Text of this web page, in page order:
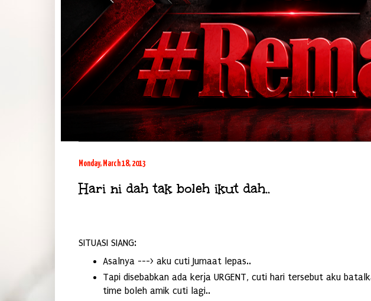
Monday, March 18, 2013
Hari ni dah tak boleh ikut dah..
SITUASI SIANG:
Asalnya ---> aku cuti Jumaat lepas..
Tapi disebabkan ada kerja URGENT, cuti hari tersebut aku
time boleh amik cuti lagi..